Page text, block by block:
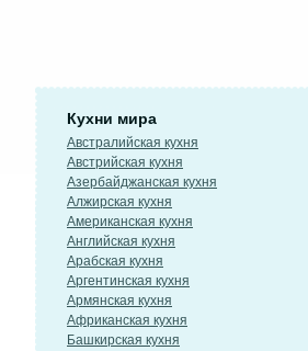
Кухни мира
Австралийская кухня
Австрийская кухня
Азербайджанская кухня
Алжирская кухня
Американская кухня
Английская кухня
Арабская кухня
Аргентинская кухня
Армянская кухня
Африканская кухня
Башкирская кухня